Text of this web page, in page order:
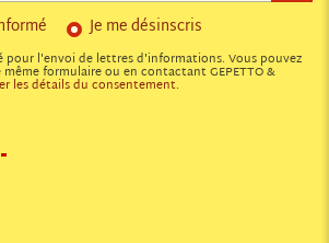
Je me désinscris
pour l'envoi de lettres d'informations. Vous pouvez
formulaire ou en contactant GEPETTO &
les détails du consentement.